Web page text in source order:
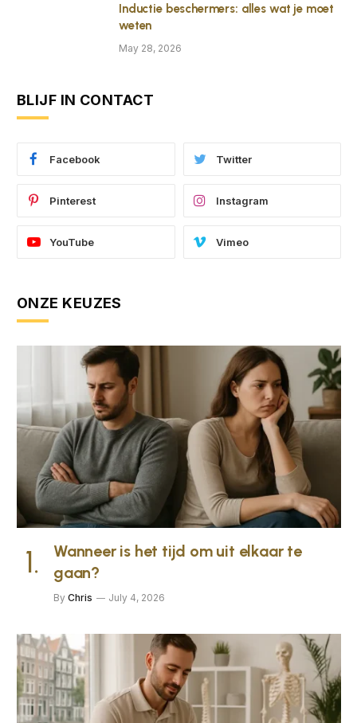
Inductie beschermers: alles wat je moet
weten
May 28, 2026
BLIJF IN CONTACT
Facebook Twitter
Pinterest Instagram
YouTube Vimeo
ONZE KEUZES
Wanneer is het tijd om uit elkaar te
gaan?
By Chris July 4, 2026